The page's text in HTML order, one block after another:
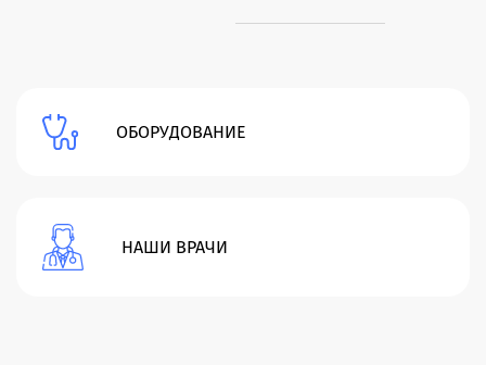
ОБОРУДОВАНИЕ
НАШИ ВРАЧИ